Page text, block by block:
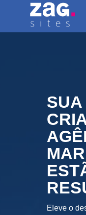
SUA
Eleve o